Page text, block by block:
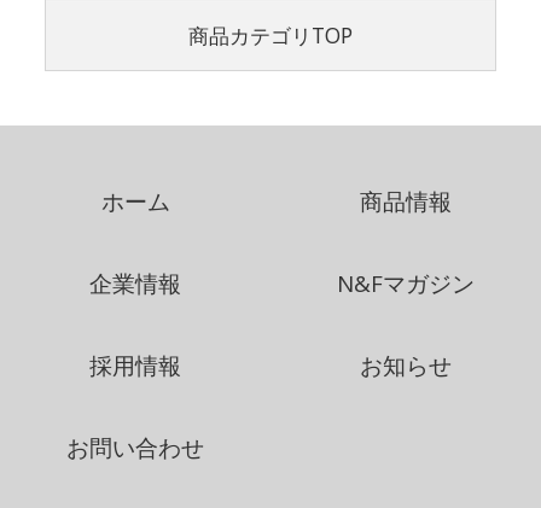
商品カテゴリTOP
ホーム 商品情報
企業情報 N&Fマガジン
採用情報 お知らせ
お問い合わせ